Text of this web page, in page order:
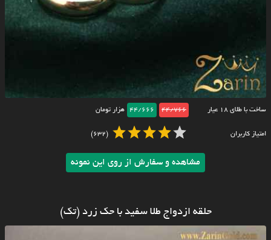
ساخت با طلای ۱۸ عیار 44/766
44/666 هزار تومان
امتیاز کاربران (632)
مشاهده و سفارش از روی این نمونه
حلقه ازدواج طلا سفید با حک زرد (تک)